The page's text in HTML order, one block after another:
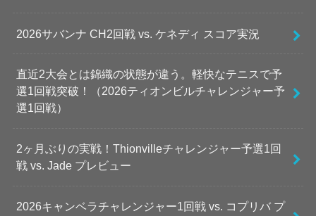
2026サバンナ CH2回戦 vs. ケネディ スコア実況
直近2大会とは錦織の状態が違う。軽快なテニスで予
選1回戦突破！（2026ティオンビルチャレンジャー予
選1回戦）
2ヶ月ぶりの実戦！Thionvilleチャレンジャー予選1回
戦 vs. Jade プレビュー
2026キャンベラチャレンジャー1回戦 vs. コプリバ プ